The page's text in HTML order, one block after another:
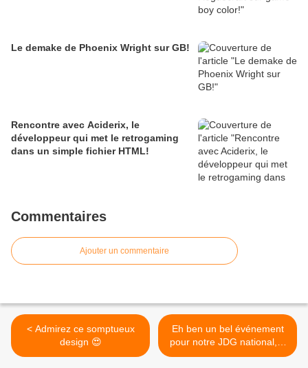
Le demake de Phoenix Wright sur GB!
Rencontre avec Aciderix, le
développeur qui met le retrogaming
dans un simple fichier HTML!
Commentaires
Ajouter un commentaire
< Admirez ce somptueux
design 😍
Eh ben un bel événement
pour notre JDG national,...
>